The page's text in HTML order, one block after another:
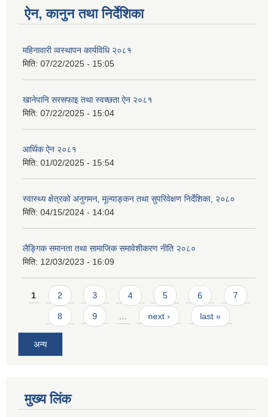
ऐन, कानुन तथा निर्देशिका
महिनावारी व्वस्थापन कार्यविधि २०८१
मिति: 07/22/2025 - 15:05
खानेपानि सरसफाइ तथा स्वच्छता ऐन २०८१
मिति: 07/22/2025 - 15:04
आर्थिक ऐन २०८१
मिति: 01/02/2025 - 15:54
स्वास्थ्य क्षेत्रको अनुगमन, मूल्याङ्कन तथा सुपरिवेक्षण निर्देशिका, २०८०
मिति: 04/15/2024 - 14:04
लैङ्गिक समानता तथा सामाजिक समावेशीकरण नीति २०८०
मिति: 12/03/2023 - 16:09
Pages
1 2 3 4 5 6 7
8 9 next › last »
अन्य
मुख्य लिंक